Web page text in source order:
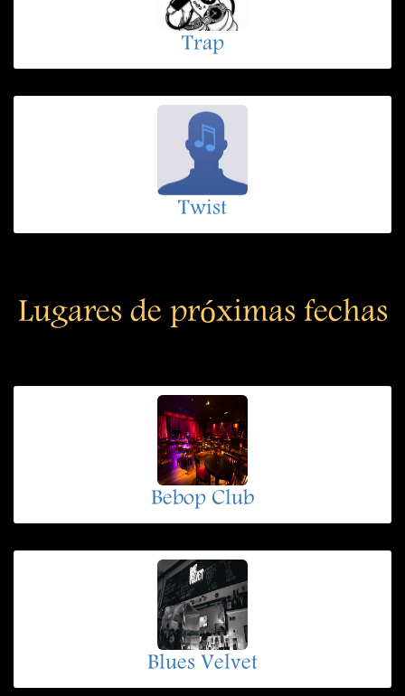
Trap
Twist
Lugares de próximas fechas
Bebop Club
Blues Velvet